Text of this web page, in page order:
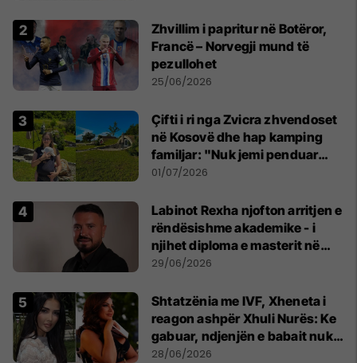
Zhvillim i papritur në Botëror,
Francë – Norvegji mund të
pezullohet
25/06/2026
Çifti i ri nga Zvicra zhvendoset
në Kosovë dhe hap kamping
familjar: "Nuk jemi penduar
asnjë ditë"
01/07/2026
Labinot Rexha njofton arritjen e
rëndësishme akademike - i
njihet diploma e masterit në
Psikologji në Zvicër
29/06/2026
Shtatzënia me IVF, Xheneta i
reagon ashpër Xhuli Nurës: Ke
gabuar, ndjenjën e babait nuk
mund t'ia plotësosh kurrë
28/06/2026